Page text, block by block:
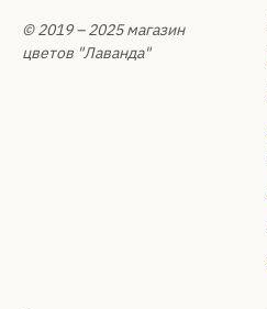
© 2019 – 2025 магазин
цветов "Лаванда"